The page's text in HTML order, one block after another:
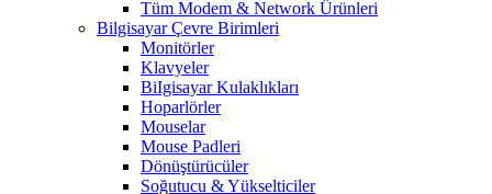
Tüm Modem & Network Ürünleri
Bilgisayar Çevre Birimleri
Monitörler
Klavyeler
BiIgisayar Kulaklıkları
Hoparlörler
Mouselar
Mouse Padleri
Dönüştürücüler
Soğutucu & Yükselticiler